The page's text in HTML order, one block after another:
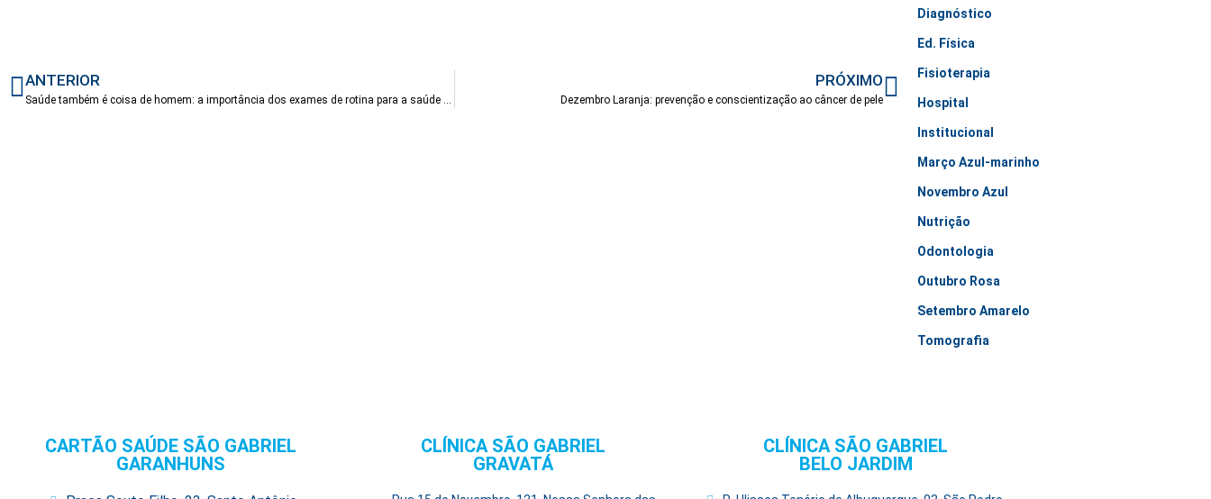
ANTERIOR PRÓXIMO
Dezembro Laranja: prevenção e conscientização ao câncer de pele
Diagnóstico
Ed. Física
Fisioterapia
Hospital
Institucional
Março Azul-marinho
Novembro Azul
Nutrição
Odontologia
Outubro Rosa
Setembro Amarelo
Tomografia
CARTÃO SAÚDE SÃO GABRIEL
GARANHUNS
CLÍNICA SÃO GABRIEL
GRAVATÁ
CLÍNICA SÃO GABRIEL
BELO JARDIM